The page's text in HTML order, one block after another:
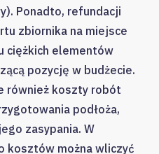
Ponadto, refundacji
zbiornika na miejsce
ciężkich elementów
pozycję w budżecie.
również koszty robót
podłoża,
zasypania. W
kosztów można wliczyć